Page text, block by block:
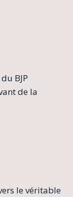
BJP
de la
le véritable